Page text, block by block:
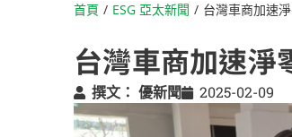
首頁 / ESG 亞太新聞 / 台灣車商加速
台灣車商加速
撰文： 優新聞 2025-02-09